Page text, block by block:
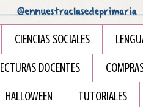
CIENCIAS SOCIALES
DOCENTES
HALLOWEEN TUTORIALES